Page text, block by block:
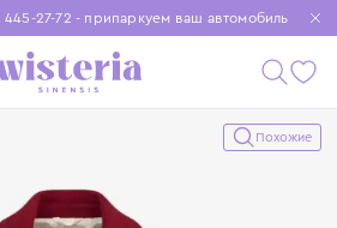
27-72 - припаркуем ваш автомобиль
при заказе от 15 000 ₽
чтобы покупки были еще удобнее
Похожие